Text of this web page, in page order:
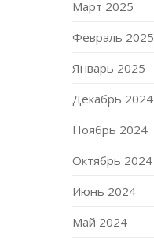
Март 2025
Февраль 2025
Январь 2025
Декабрь 2024
Ноябрь 2024
Октябрь 2024
Июнь 2024
Май 2024